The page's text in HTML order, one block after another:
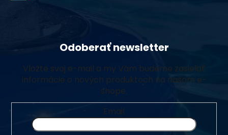
Odoberať newsletter
Vložte svoj e-mail a my Vám budeme zasielať
informácie o nových produktoch na našom e-
shope.
Email